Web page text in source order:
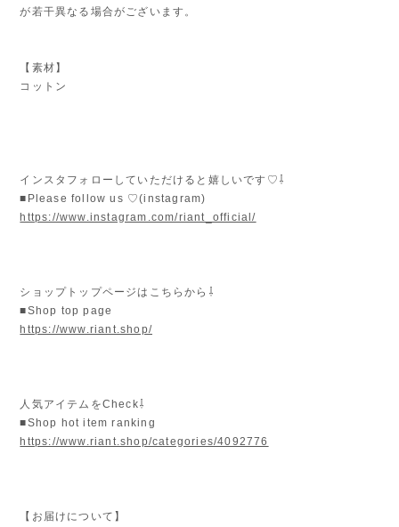
が若干異なる場合がございます。
【素材】
コットン
インスタフォローしていただけると嬉しいです♡⇩
■Please follow us ♡(instagram)
https://www.instagram.com/riant_official/
ショップトップページはこちらから⇩
■Shop top page
https://www.riant.shop/
人気アイテムをCheck⇩
■Shop hot item ranking
https://www.riant.shop/categories/4092776
【お届けについて】